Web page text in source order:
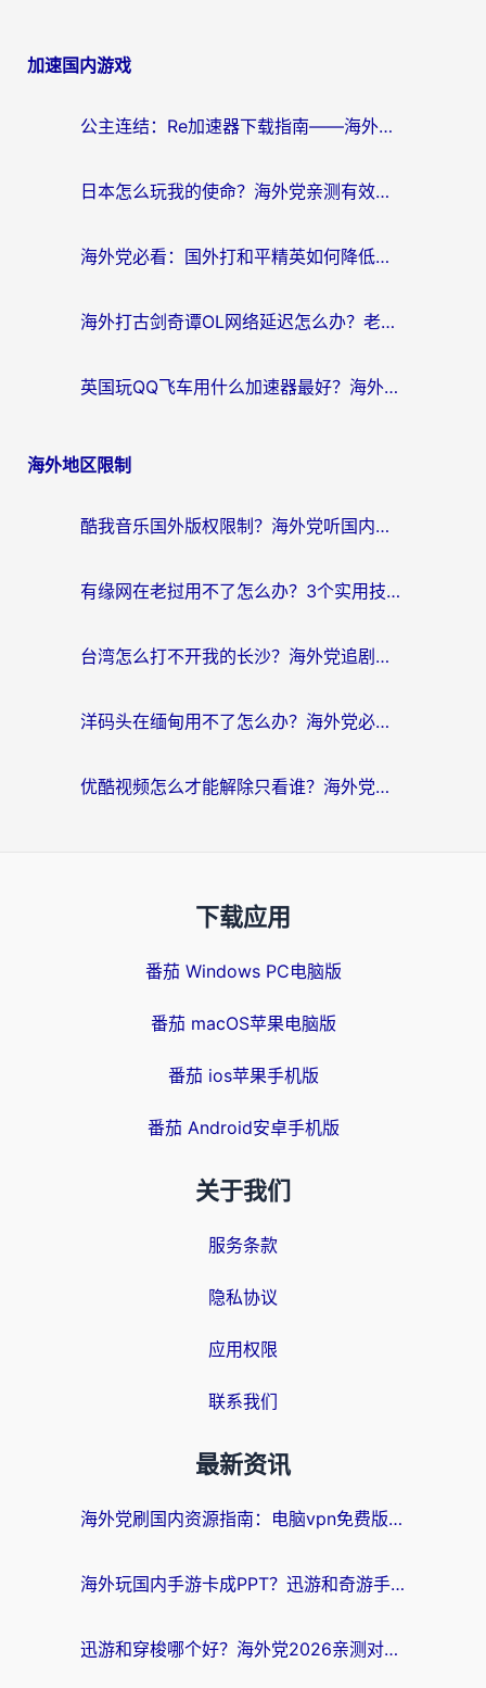
加速国内游戏
公主连结：Re加速器下载指南——海外党不再错过国服活动的秘密武器
日本怎么玩我的使命？海外党亲测有效的国服游戏加速指南（附避坑技巧）
海外党必看：国外打和平精英如何降低延迟？附3款热门国服游戏加速方案
海外打古剑奇谭OL网络延迟怎么办？老玩家亲测有效的加速器选择指南
英国玩QQ飞车用什么加速器最好？海外党亲测，告别漂移卡顿的终极选择
海外地区限制
酷我音乐国外版权限制？海外党听国内歌、玩游戏、看剧的一站式解决方案
有缘网在老挝用不了怎么办？3个实用技巧解决海外访问国内服务难题
台湾怎么打不开我的长沙？海外党追剧看片、用环球时报不卡的实用指南
洋码头在缅甸用不了怎么办？海外党必备回国加速指南，解决追剧购物生活服务难题
优酷视频怎么才能解除只看谁？海外党亲测有效的追剧自由指南
下载应用
番茄 Windows PC电脑版
番茄 macOS苹果电脑版
番茄 ios苹果手机版
番茄 Android安卓手机版
关于我们
服务条款
隐私协议
应用权限
联系我们
最新资讯
海外党刷国内资源指南：电脑vpn免费版真的能用吗？选对加速器才是关键
海外玩国内手游卡成PPT？迅游和奇游手游哪个好？附真实VPN评测及番茄加速器体验
迅游和穿梭哪个好？海外党2026亲测对比+免费vs付费选择指南，附番茄加速器实测体验